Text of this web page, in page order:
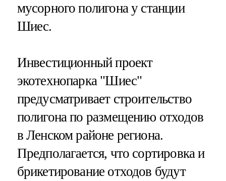
мусорного полигона у станции
Шиес.
Инвестиционный проект
экотехнопарка "Шиес"
предусматривает строительство
полигона по размещению отходов
в Ленском районе региона.
Предполагается, что сортировка и
брикетирование отходов будут